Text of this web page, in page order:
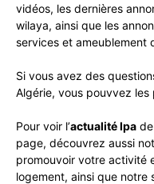
vidéos, les dernières
wilaya, ainsi que les
services et ameublement
Si vous avez des
Algérie, vous pouvvez les
Pour voir l’actualité lpa
page, découvrez aussi
promouvoir votre activité
logement, ainsi que notre